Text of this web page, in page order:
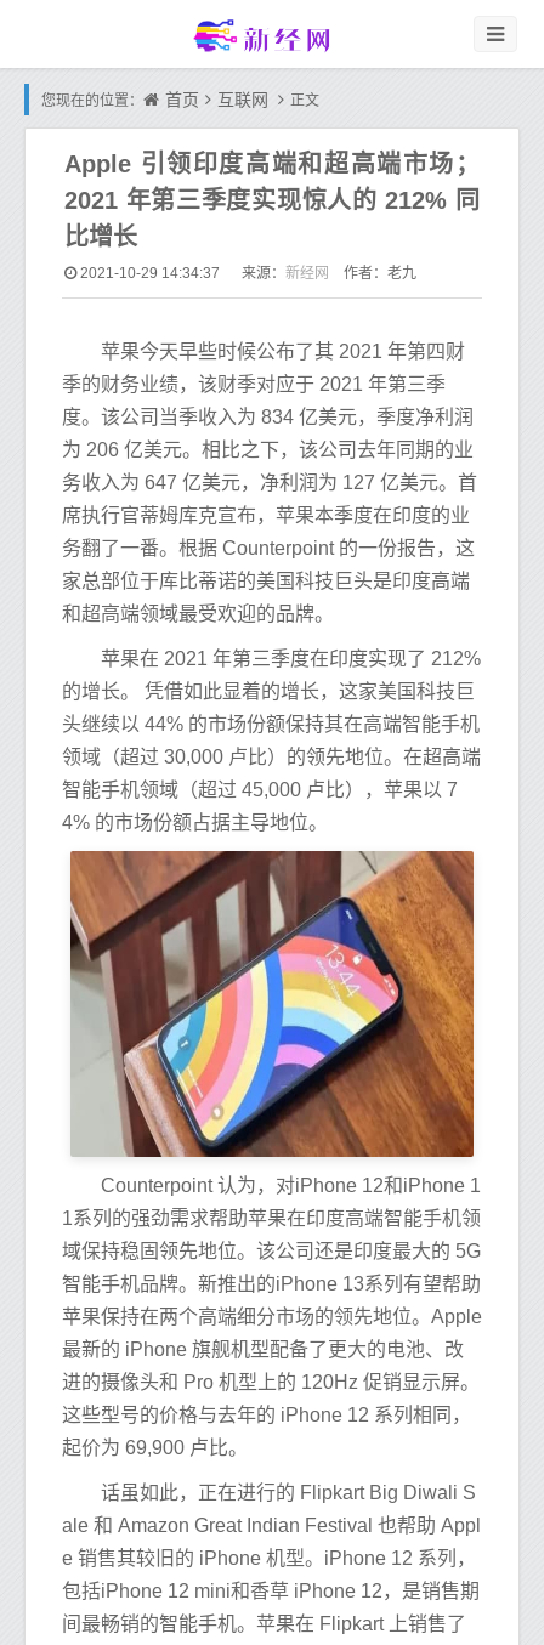
您现在的位置： 首页 互联网 正文
Apple 引领印度高端和超高端市场；
2021 年第三季度实现惊人的 212% 同
比增长
2021-10-29 14:34:37 来源： 新经网 作者：老九
苹果今天早些时候公布了其 2021 年第四财
季的财务业绩，该财季对应于 2021 年第三季
度。该公司当季收入为 834 亿美元，季度净利润
为 206 亿美元。相比之下，该公司去年同期的业
务收入为 647 亿美元，净利润为 127 亿美元。首
席执行官蒂姆库克宣布，苹果本季度在印度的业
务翻了一番。根据 Counterpoint 的一份报告，这
家总部位于库比蒂诺的美国科技巨头是印度高端
和超高端领域最受欢迎的品牌。
苹果在 2021 年第三季度在印度实现了 212%
的增长。 凭借如此显着的增长，这家美国科技巨
头继续以 44% 的市场份额保持其在高端智能手机
领域（超过 30,000 卢比）的领先地位。在超高端
智能手机领域（超过 45,000 卢比），苹果以 7
4% 的市场份额占据主导地位。
Counterpoint 认为，对iPhone 12和iPhone 1
1系列的强劲需求帮助苹果在印度高端智能手机领
域保持稳固领先地位。该公司还是印度最大的 5G
智能手机品牌。新推出的iPhone 13系列有望帮助
苹果保持在两个高端细分市场的领先地位。Apple
最新的 iPhone 旗舰机型配备了更大的电池、改
进的摄像头和 Pro 机型上的 120Hz 促销显示屏。
这些型号的价格与去年的 iPhone 12 系列相同，
起价为 69,900 卢比。
话虽如此，正在进行的 Flipkart Big Diwali S
ale 和 Amazon Great Indian Festival 也帮助 Appl
e 销售其较旧的 iPhone 机型。iPhone 12 系列，
包括iPhone 12 mini和香草 iPhone 12，是销售期
间最畅销的智能手机。苹果在 Flipkart 上销售了